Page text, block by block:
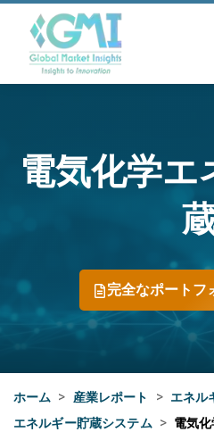
電気化学
完全なポートフ
ホーム > 産業レポート > エネル
エネルギー貯蔵システム > 電気